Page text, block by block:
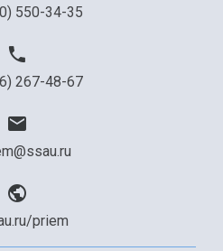
550-34-35
267-48-67
priem